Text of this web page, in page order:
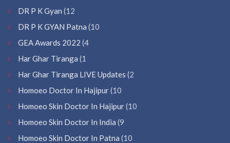
DR P K Gyan (12
DR P K GYAN Patna (10
GEA Awards 2022 (4
Har Ghar Tiranga (1
Har Ghar Tiranga LIVE Updates (2
Homoeo Doctor In Hajipur(10
Homoeo Skin Doctor In Hajipur(10
Homoeo Skin Doctor In India (9
Homoeo Skin Doctor In Patna (10